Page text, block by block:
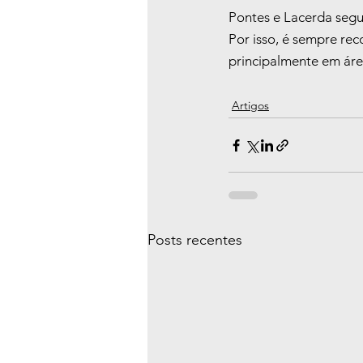
Pontes e Lacerda
Por isso, é sempre
principalmente em
Artigos
Posts recentes